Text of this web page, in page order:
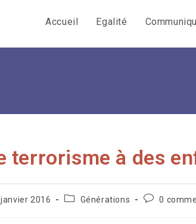
Accueil Egalité
terrorisme à des
2016
PostGénérations 0